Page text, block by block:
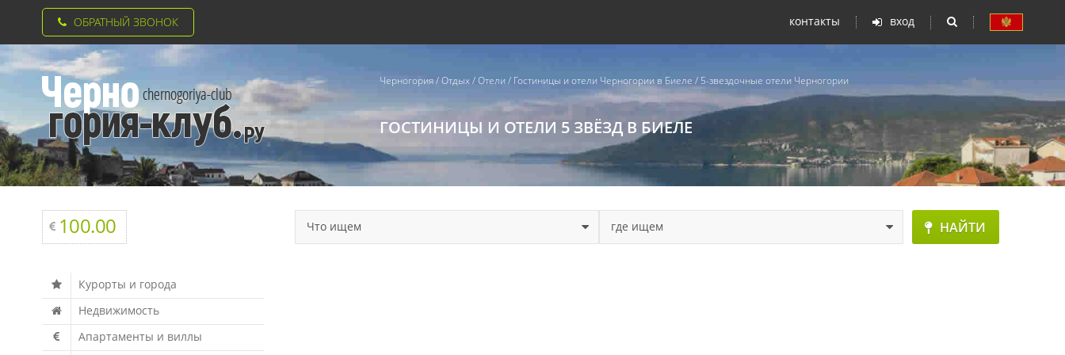
ОБРАТНЫЙ ЗВОНОК контакты вход
Черногория/Отдых/Отели / Гостиницы и отели Черногории в Биеле / 5-звездочные отели Черногории
ГОСТИНИЦЫ И ОТЕЛИ 5 ЗВЁЗД В БИЕЛЕ
100.00 Что ищем где ищем НАЙТИ
Курорты и города
Недвижимость
Апартаменты и виллы